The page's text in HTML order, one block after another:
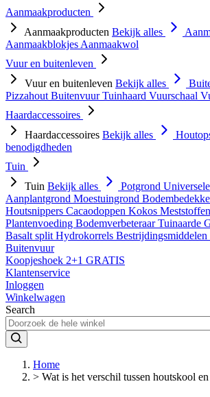
Aanmaakproducten
Aanmaakproducten Bekijk alles
Aanmaakblokjes Aanmaakwol
Vuur en buitenleven
Vuur en buitenleven Bekijk alles
Pizzahout BuitenvuurTuinhaard Vuurschaal
Haardaccessoires
Haardaccessoires Bekijk alles
benodigdheden
Tuin
Tuin Bekijk alles Potgrond
Aanplantgrond Moestuingrond
Houtsnippers Cacaodoppen Kokos Meststoffen
Plantenvoeding BodemverbeteraarTuinaarde
Basalt split Hydrokorrels Bestrijdingsmiddelen
Buitenvuur
Koopjeshoek 2+1 GRATIS
Klantenservice
Inloggen
Winkelwagen
Search
Home
> Wat is het verschil tussen houtskool